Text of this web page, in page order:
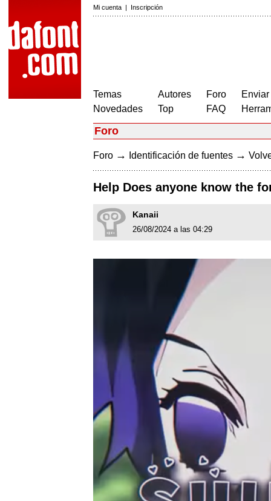
Mi cuenta | Inscripción
Temas
Novedades
Autores
Top
Foro
FAQ
Foro
Foro → Identificación de fuentes →
Help Does anyone know the
Kanaii
26/08/2024 a las 04:29